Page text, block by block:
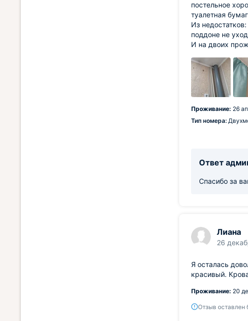
постельное
туалетная
Из
поддоне не
И на двоих
Проживание: 26
Тип номера:
Ответ
Спасибо за
Лиана
26
Я осталась
красивый.
Проживание: 20
Отзыв оставлен